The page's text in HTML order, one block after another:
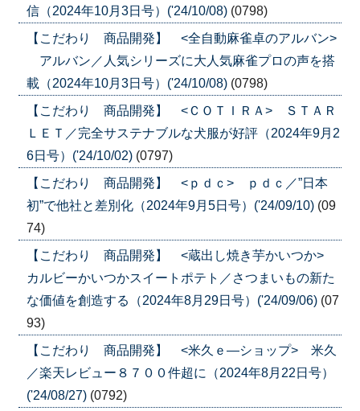
信（2024年10月3日号）('24/10/08) (0798)
【こだわり 商品開発】 <全自動麻雀卓のアルバン>
アルバン／人気シリーズに大人気麻雀プロの声を搭
載（2024年10月3日号）('24/10/08) (0798)
【こだわり 商品開発】 <ＣＯＴＩＲＡ> ＳＴＡＲ
ＬＥＴ／完全サステナブルな犬服が好評（2024年9月2
6日号）('24/10/02) (0797)
【こだわり 商品開発】 <ｐｄｃ> ｐｄｃ／”日本
初”で他社と差別化（2024年9月5日号）('24/09/10) (09
74)
【こだわり 商品開発】 <蔵出し焼き芋かいつか>
カルビーかいつかスイートポテト／さつまいもの新た
な価値を創造する（2024年8月29日号）('24/09/06) (07
93)
【こだわり 商品開発】 <米久ｅ―ショップ> 米久
／楽天レビュー８７００件超に（2024年8月22日号）
('24/08/27) (0792)